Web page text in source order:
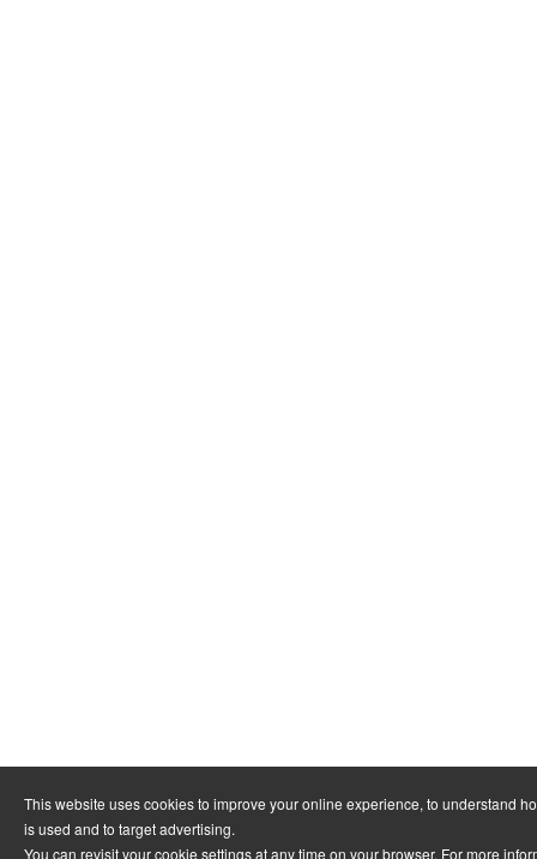
This website uses cookies to improve your online experience, to understand
is used and to target advertising.
You can revisit your cookie settings at any time on your browser. For more